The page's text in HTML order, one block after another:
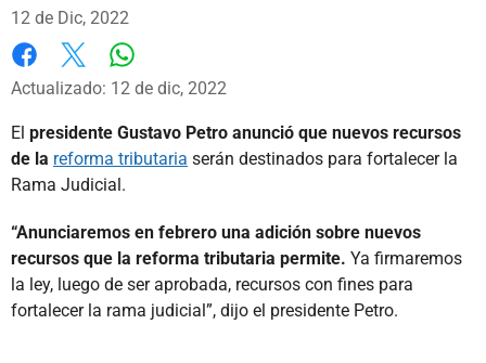
12 de Dic, 2022
Facebook
X
Actualizado: 12 de dic, 2022
El presidente Gustavo Petro anunció que nuevos recursos
de la reforma tributaria serán destinados para fortalecer la
Rama Judicial.
“Anunciaremos en febrero una adición sobre nuevos
recursos que la reforma tributaria permite. Ya firmaremos
la ley, luego de ser aprobada, recursos con fines para
fortalecer la rama judicial”, dijo el presidente Petro.